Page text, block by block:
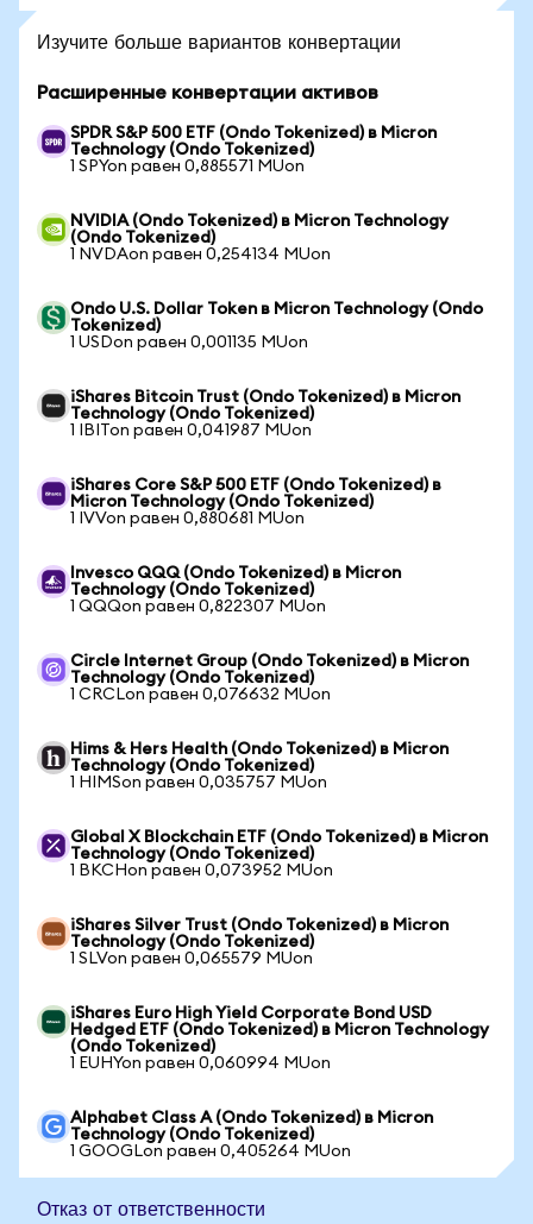
Изучите больше вариантов конвертации
Расширенные конвертации активов
SPDR S&P 500 ETF (Ondo Tokenized) в Micron
Technology (Ondo Tokenized)
1 SPYon равен 0,885571 MUon
NVIDIA (Ondo Tokenized) в Micron Technology
(Ondo Tokenized)
1 NVDAon равен 0,254134 MUon
Ondo U.S. Dollar Token в Micron Technology (Ondo
Tokenized)
1 USDon равен 0,001135 MUon
iShares Bitcoin Trust (Ondo Tokenized) в Micron
Technology (Ondo Tokenized)
1 IBITon равен 0,041987 MUon
iShares Core S&P 500 ETF (Ondo Tokenized) в
Micron Technology (Ondo Tokenized)
1 IVVon равен 0,880681 MUon
Invesco QQQ (Ondo Tokenized) в Micron
Technology (Ondo Tokenized)
1 QQQon равен 0,822307 MUon
Circle Internet Group (Ondo Tokenized) в Micron
Technology (Ondo Tokenized)
1 CRCLon равен 0,076632 MUon
Hims & Hers Health (Ondo Tokenized) в Micron
Technology (Ondo Tokenized)
1 HIMSon равен 0,035757 MUon
Global X Blockchain ETF (Ondo Tokenized) в Micron
Technology (Ondo Tokenized)
1 BKCHon равен 0,073952 MUon
iShares Silver Trust (Ondo Tokenized) в Micron
Technology (Ondo Tokenized)
1 SLVon равен 0,065579 MUon
iShares Euro High Yield Corporate Bond USD
Hedged ETF (Ondo Tokenized) в Micron Technology
(Ondo Tokenized)
1 EUHYon равен 0,060994 MUon
Alphabet Class A (Ondo Tokenized) в Micron
Technology (Ondo Tokenized)
1 GOOGLon равен 0,405264 MUon
Отказ от ответственности